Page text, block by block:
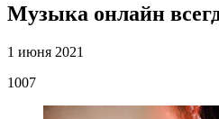
Музыка онлайн
1 июня 2021
1007